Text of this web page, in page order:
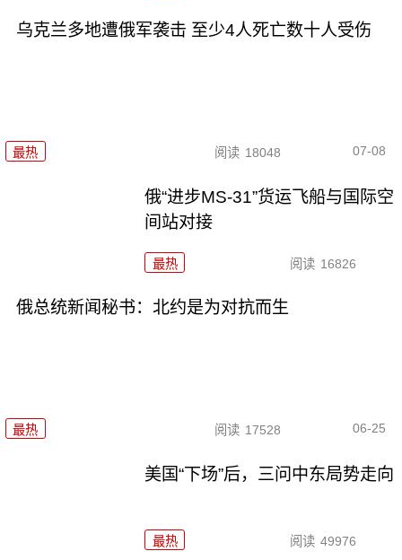
乌克兰多地遭俄军袭击 至少4人死亡数十人受伤
最热 阅读 18048 07-08
俄“进步MS-31”货运飞船与国际空
间站对接
最热 阅读 16826
俄总统新闻秘书：北约是为对抗而生
最热 阅读 17528 06-25
美国“下场”后，三问中东局势走向
最热 阅读 49976